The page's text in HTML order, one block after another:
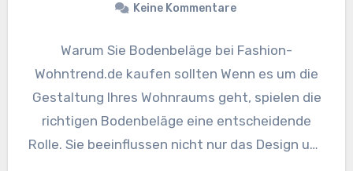
Keine Kommentare
Warum Sie Bodenbeläge bei Fashion-
Wohntrend.de kaufen sollten Wenn es um die
Gestaltung Ihres Wohnraums geht, spielen die
richtigen Bodenbeläge eine entscheidende
Rolle. Sie beeinflussen nicht nur das Design und